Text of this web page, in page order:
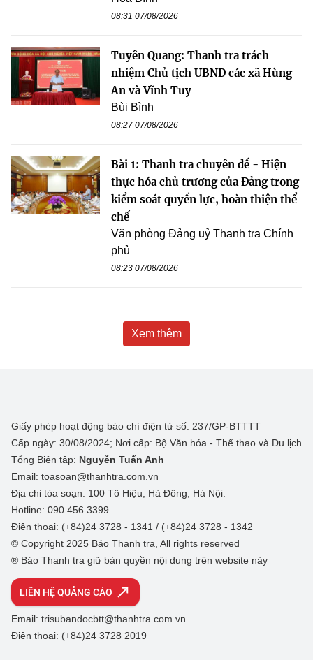
08:31 07/08/2026
Tuyên Quang: Thanh tra trách
nhiệm Chủ tịch UBND các xã Hùng
An và Vĩnh Tuy
Bùi Bình
08:27 07/08/2026
Bài 1: Thanh tra chuyên đề - Hiện
thực hóa chủ trương của Đảng trong
kiểm soát quyền lực, hoàn thiện thể
chế
Văn phòng Đảng uỷ Thanh tra Chính
phủ
08:23 07/08/2026
Xem thêm
Giấy phép hoạt động báo chí điện tử số: 237/GP-BTTTT
Cấp ngày: 30/08/2024; Nơi cấp: Bộ Văn hóa - Thể thao và Du lịch
Tổng Biên tập: Nguyễn Tuấn Anh
Email: toasoan@thanhtra.com.vn
Địa chỉ tòa soạn: 100 Tô Hiệu, Hà Đông, Hà Nội.
Hotline: 090.456.3399
Điện thoại: (+84)24 3728 - 1341 / (+84)24 3728 - 1342
© Copyright 2025 Báo Thanh tra, All rights reserved
® Báo Thanh tra giữ bản quyền nội dung trên website này
LIÊN HỆ QUẢNG CÁO
Email: trisubandocbtt@thanhtra.com.vn
Điện thoại: (+84)24 3728 2019